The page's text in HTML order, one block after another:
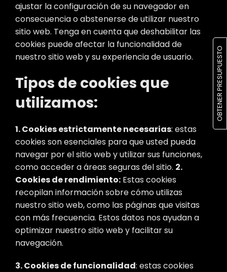
ajustar la configuración de su navegador en
consecuencia o abstenerse de utilizar nuestro
sitio web. Tenga en cuenta que deshabilitar las
cookies puede afectar la funcionalidad de
nuestro sitio web y su experiencia de usuario.
Tipos de cookies que
utilizamos:
1. Cookies estrictamente necesarias: estas
cookies son esenciales para que usted pueda
navegar por el sitio web y utilizar sus funciones,
como acceder a áreas seguras del sitio. 2.
Cookies de rendimiento: Estas cookies
recopilan información sobre cómo utilizas
nuestro sitio web, como las páginas que visitas
con más frecuencia. Estos datos nos ayudan a
optimizar nuestro sitio web y facilitar su
navegación.
3. Cookies de funcionalidad: estas cookies
OBTENER PRESUPUESTO